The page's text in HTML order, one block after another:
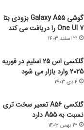
گوشی Galaxy A55 بزودی بتا
One UI 7 را دریافت می کند
21 اسفند 1403
گلکسی اس 25 اسلیم در فوریه
2025 وارد بازار می شود
4 دی 1403
گلکسی A56 تعمیر سخت تری
نسبت به A55 دارد
13 بهمن 1403